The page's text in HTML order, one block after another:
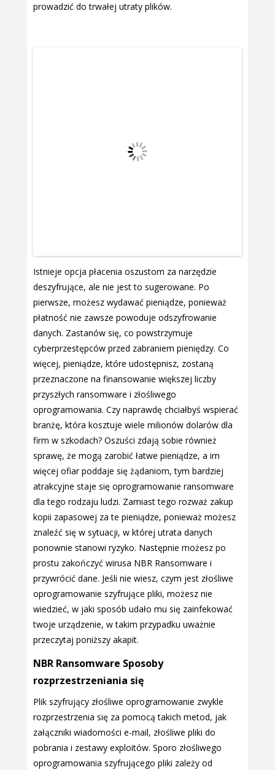
prowadzić do trwałej utraty plików.
Istnieje opcja płacenia oszustom za narzędzie
deszyfrujące, ale nie jest to sugerowane. Po
pierwsze, możesz wydawać pieniądze, ponieważ
płatność nie zawsze powoduje odszyfrowanie
danych. Zastanów się, co powstrzymuje
cyberprzestępców przed zabraniem pieniędzy. Co
więcej, pieniądze, które udostępnisz, zostaną
przeznaczone na finansowanie większej liczby
przyszłych ransomware i złośliwego
oprogramowania. Czy naprawdę chciałbyś wspierać
branżę, która kosztuje wiele milionów dolarów dla
firm w szkodach? Oszuści zdają sobie również
sprawę, że mogą zarobić łatwe pieniądze, a im
więcej ofiar poddaje się żądaniom, tym bardziej
atrakcyjne staje się oprogramowanie ransomware
dla tego rodzaju ludzi. Zamiast tego rozważ zakup
kopii zapasowej za te pieniądze, ponieważ możesz
znaleźć się w sytuacji, w której utrata danych
ponownie stanowi ryzyko. Następnie możesz po
prostu zakończyć wirusa NBR Ransomware i
przywrócić dane. Jeśli nie wiesz, czym jest złośliwe
oprogramowanie szyfrujące pliki, możesz nie
wiedzieć, w jaki sposób udało mu się zainfekować
twoje urządzenie, w takim przypadku uważnie
przeczytaj poniższy akapit.
NBR Ransomware Sposoby
rozprzestrzeniania się
Plik szyfrujący złośliwe oprogramowanie zwykle
rozprzestrzenia się za pomocą takich metod, jak
załączniki wiadomości e-mail, złośliwe pliki do
pobrania i zestawy exploitów. Sporo złośliwego
oprogramowania szyfrującego pliki zależy od